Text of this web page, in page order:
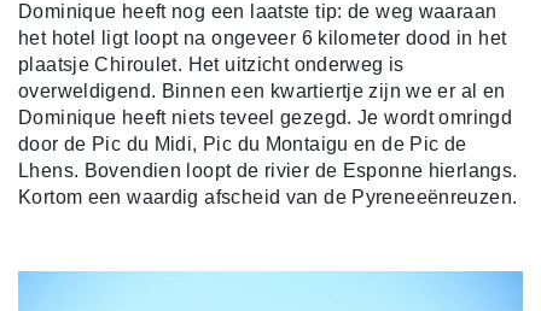
Dominique heeft nog een laatste tip: de weg waaraan
het hotel ligt loopt na ongeveer 6 kilometer dood in het
plaatsje Chiroulet. Het uitzicht onderweg is
overweldigend. Binnen een kwartiertje zijn we er al en
Dominique heeft niets teveel gezegd. Je wordt omringd
door de Pic du Midi, Pic du Montaigu en de Pic de
Lhens. Bovendien loopt de rivier de Esponne hierlangs.
Kortom een waardig afscheid van de Pyreneeënreuzen.